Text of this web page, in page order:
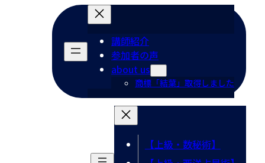
講師紹介
参加者の声
about us
商標「結葉」取得しました
【上級・数秘術】